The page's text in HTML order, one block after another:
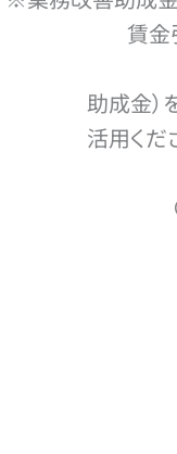
賃金
助成金）
活用くだ